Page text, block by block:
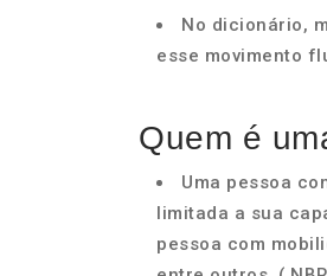
No dicionário,
esse movimento
Quem é
Uma pessoa
limitada a sua
pessoa com